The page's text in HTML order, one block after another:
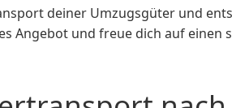
deiner Umzugsgüter und
Angebot und freue dich auf